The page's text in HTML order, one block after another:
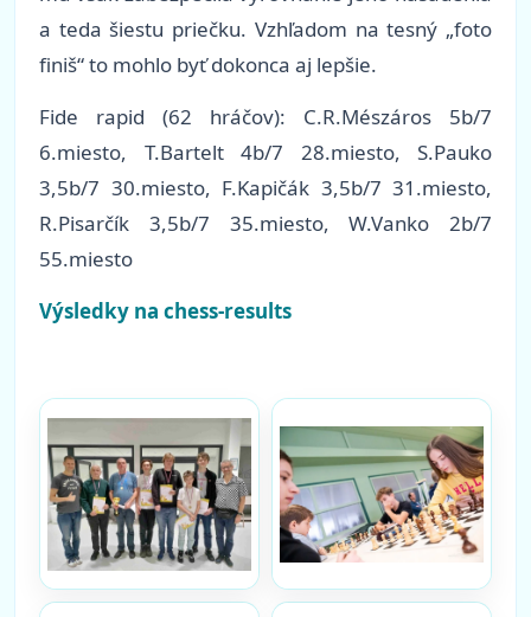
a teda šiestu priečku. Vzhľadom na tesný „foto
finiš“ to mohlo byť dokonca aj lepšie.
Fide rapid (62 hráčov): C.R.Mészáros 5b/7
6.miesto, T.Bartelt 4b/7 28.miesto, S.Pauko
3,5b/7 30.miesto, F.Kapičák 3,5b/7 31.miesto,
R.Pisarčík 3,5b/7 35.miesto, W.Vanko 2b/7
55.miesto
Výsledky na chess-results